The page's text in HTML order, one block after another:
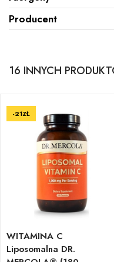
Producent
16 INNYCH
-21ZŁ
WITAMINA C
Liposomalna DR.